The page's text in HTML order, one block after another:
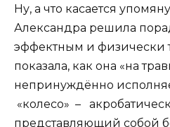
Ну, а что касается
Александра решила
эффектным и физически
показала, как она «на
непринуждённо
«колесо» –
представляющий собой